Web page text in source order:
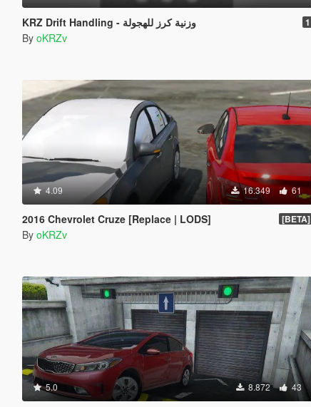
KRZ Drift Handling - وزنية كرز للهجولة 1
By oKRZv
4.09 16.349 61
2016 Chevrolet Cruze [Replace | LODS] [BETA]
By oKRZv
5.0 8.872 43